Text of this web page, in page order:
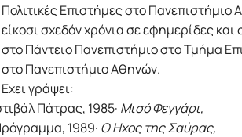
Πολιτικές Επιστήμες στο
είκοσι σχεδόν χρόνια σε εφημερίδες
στο Πάντειο Πανεπιστήμιο στο Τμήμα
στο Πανεπιστήμιο Αθηνών.
Εχει γράψει:
Πάτρας, 1985· Μισό Φεγγάρι,
1989· Ο Ηχος της Σαύρας,